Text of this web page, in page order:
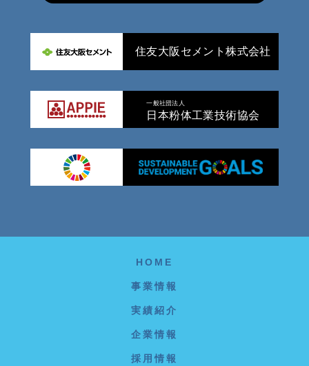
住友大阪セメント株式会社
一般社団法人
日本粉体工業技術協会
HOME
事業情報
実績紹介
企業情報
採用情報